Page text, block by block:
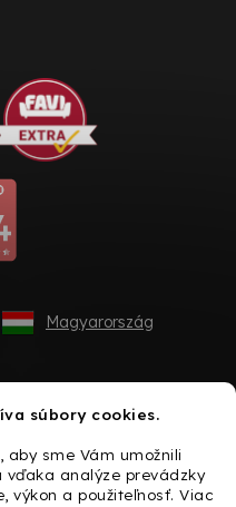
súbory cookies.
aby sme Vám umožnili
vďaka analýze prevádzky
výkon a použiteľnosť. Viac
Magyarország